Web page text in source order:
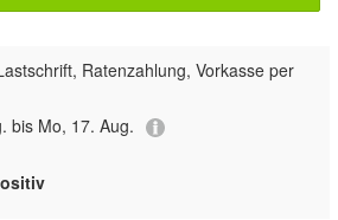
Ratenzahlung, Vorkasse per
bis Mo, 17. Aug.